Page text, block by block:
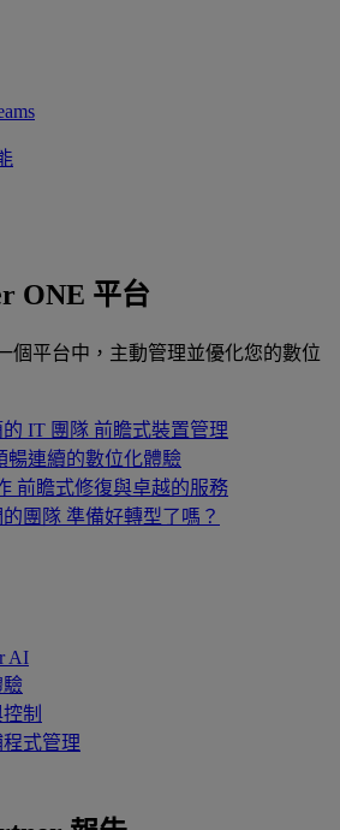
ONE 平台
個平台中，主動管理並優化您的數位
IT 團隊 前瞻式裝置管理
暢連續的數位化體驗
前瞻式修復與卓越的服務
團隊 準備好轉型了嗎？
AI
驗
制
式管理